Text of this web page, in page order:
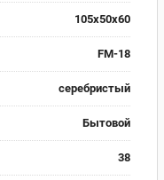
105х50х60
FM-18
серебристый
Бытовой
38